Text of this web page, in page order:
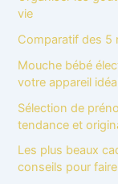
vie
Comparatif des 5
Mouche bébé
votre appareil
Sélection de
tendance et
Les plus beaux
conseils pour